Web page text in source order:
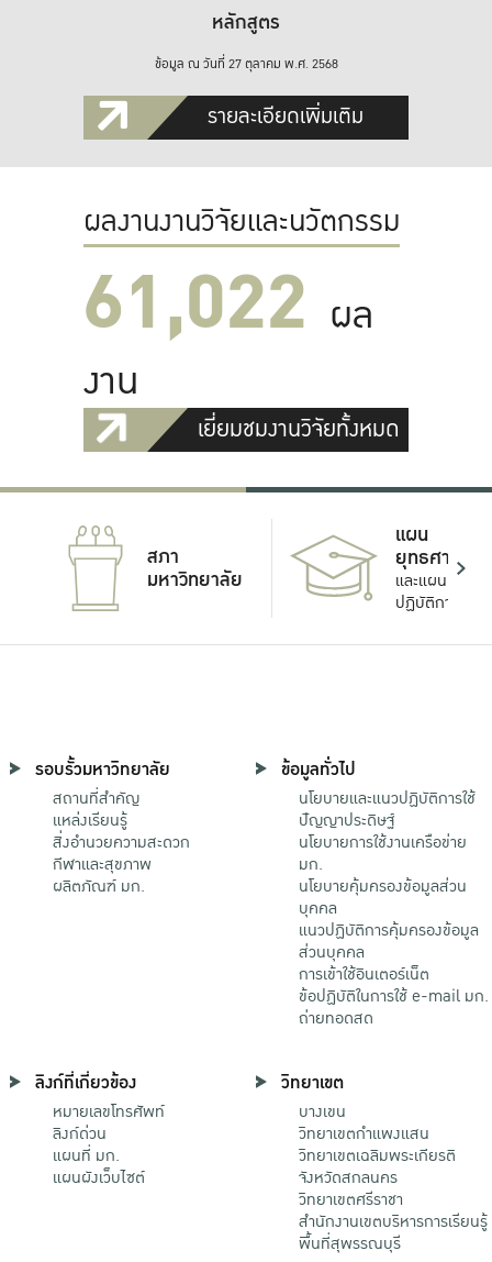
หลักสูตร
ข้อมูล ณ วันที่ 27 ตุลาคม พ.ศ. 2568
รายละเอียดเพิ่มเติม
ผลงานงานวิจัยและนวัตกรรม
61,022 ผล
งาน
เยี่ยมชมงานวิจัยทั้งหมด
สภา
มหาวิทยาลัย
แผน
ยุทธศาสตร์
และแผน
ปฏิบัติการ
รอบรั้วมหาวิทยาลัย
สถานที่สำคัญ
แหล่งเรียนรู้
สิ่งอำนวยความสะดวก
กีฬาและสุขภาพ
ผลิตภัณฑ์ มก.
ข้อมูลทั่วไป
นโยบายและแนวปฏิบัติการใช้
ปัญญาประดิษฐ์
นโยบายการใช้งานเครือข่าย
มก.
นโยบายคุ้มครองข้อมูลส่วน
บุคคล
แนวปฏิบัติการคุ้มครองข้อมูล
ส่วนบุคคล
การเข้าใช้อินเตอร์เน็ต
ข้อปฏิบัติในการใช้ e-mail มก.
ถ่ายทอดสด
ลิงก์ที่เกี่ยวข้อง
หมายเลขโทรศัพท์
ลิงก์ด่วน
แผนที่ มก.
แผนผังเว็บไซต์
วิทยาเขต
บางเขน
วิทยาเขตกําแพงแสน
วิทยาเขตเฉลิมพระเกียรติ
จังหวัดสกลนคร
วิทยาเขตศรีราชา
สำนักงานเขตบริหารการเรียนรู้
พื้นที่สุพรรณบุรี